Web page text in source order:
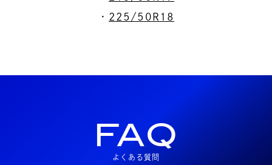
・ 225/50R18
FAQ
よくある質問